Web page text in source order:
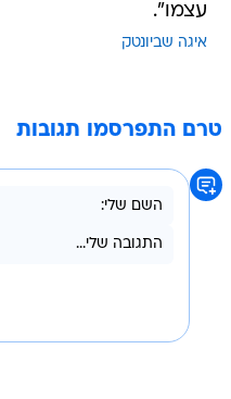
עצמו".
איגה שביונטק
טרם התפרסמו תגובות